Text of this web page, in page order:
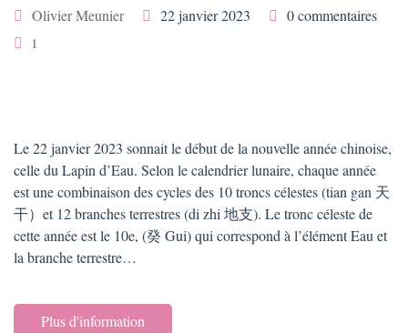
Olivier Meunier 22 janvier 2023 0 commentaires
1
Le 22 janvier 2023 sonnait le début de la nouvelle année chinoise,
celle du Lapin d’Eau. Selon le calendrier lunaire, chaque année
est une combinaison des cycles des 10 troncs célestes (tian gan 天
干）et 12 branches terrestres (di zhi 地支). Le tronc céleste de
cette année est le 10e, (癸 Gui) qui correspond à l’élément Eau et
la branche terrestre…
Plus d'information